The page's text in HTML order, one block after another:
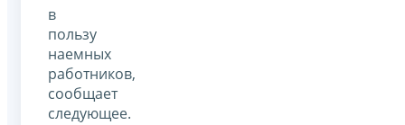
в
пользу
наемных
работников,
сообщает
следующее.